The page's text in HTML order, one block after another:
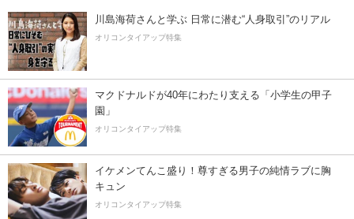
川島海荷さんと学ぶ 日常に潜む“人身取引”のリアル
オリコンタイアップ特集
マクドナルドが40年にわたり支える「小学生の甲子
園」
オリコンタイアップ特集
イケメンてんこ盛り！尊すぎる男子の純情ラブに胸
キュン
オリコンタイアップ特集